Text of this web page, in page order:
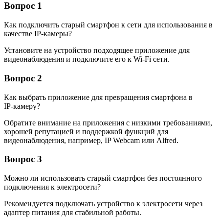
Вопрос 1
Как подключить старый смартфон к сети для использования в
качестве IP‑камеры?
Установите на устройство подходящее приложение для
видеонаблюдения и подключите его к Wi-Fi сети.
Вопрос 2
Как выбрать приложение для превращения смартфона в
IP‑камеру?
Обратите внимание на приложения с низкими требованиями,
хорошей репутацией и поддержкой функций для
видеонаблюдения, например, IP Webcam или Alfred.
Вопрос 3
Можно ли использовать старый смартфон без постоянного
подключения к электросети?
Рекомендуется подключать устройство к электросети через
адаптер питания для стабильной работы.